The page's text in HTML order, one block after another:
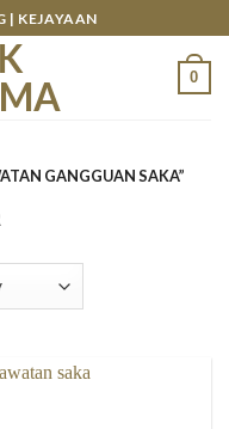
| KEJAYAAN
0
GANGGUAN SAKA”